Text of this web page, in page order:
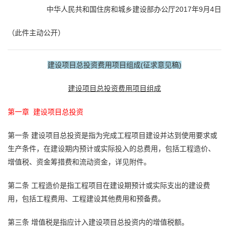
中华人民共和国住房和城乡建设部办公厅2017年9月4日
（此件主动公开）
建设项目总投资费用项目组成(征求意见稿)
建设项目总投资费用项目组成
第一章 建设项目总投资
第一条 建设项目总投资是指为完成工程项目建设并达到使用要求或
生产条件，在建设期内预计或实际投入的总费用，包括工程造价、
增值税、资金筹措费和流动资金，详见附件。
第二条 工程造价是指工程项目在建设期预计或实际支出的建设费
用，包括工程费用、工程建设其他费用和预备费。
第三条 增值税是指应计入建设项目总投资内的增值税额。